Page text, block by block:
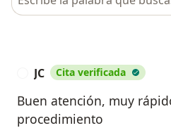
JC Cita verificada
Buen atención, muy
procedimiento